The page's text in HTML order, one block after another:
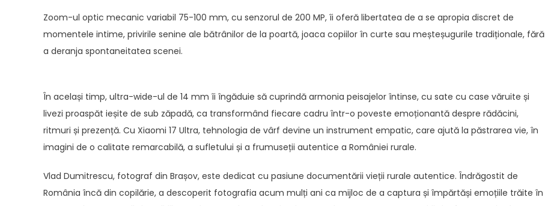
Zoom-ul optic mecanic variabil 75-100 mm, cu senzorul de 200 MP, îi oferă libertatea de a se apropia discret de
momentele intime, privirile senine ale bătrânilor de la poartă, joaca copiilor în curte sau meșteșugurile tradiționale, fără
a deranja spontaneitatea scenei.
În același timp, ultra-wide-ul de 14 mm îi îngăduie să cuprindă armonia peisajelor întinse, cu sate cu case văruite și
livezi proaspăt ieșite de sub zăpadă, ca transformând fiecare cadru într-o poveste emoționantă despre rădăcini,
ritmuri și prezență. Cu Xiaomi 17 Ultra, tehnologia de vârf devine un instrument empatic, care ajută la păstrarea vie, în
imagini de o calitate remarcabilă, a sufletului și a frumuseții autentice a României rurale.
Vlad Dumitrescu, fotograf din Brașov, este dedicat cu pasiune documentării vieții rurale autentice. Îndrăgostit de
România încă din copilărie, a descoperit fotografia acum mulți ani ca mijloc de a captura și împărtăși emoțiile trăite în